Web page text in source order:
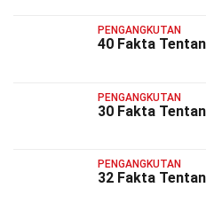
PENGANGKUTAN
40 Fakta
PENGANGKUTAN
30 Fakta
PENGANGKUTAN
32 Fakta